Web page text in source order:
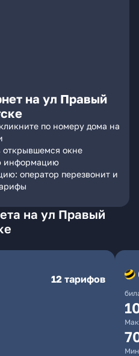
на ул Правый
по номеру дома на
открывшемся окне
информацию
оператор перезвонит и
на ул Правый
12 тарифов